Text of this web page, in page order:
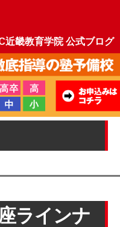
近畿教育学院 公式ブログ
ラインナ